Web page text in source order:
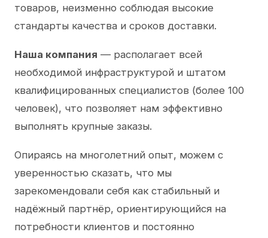
товаров, неизменно соблюдая высокие
стандарты качества и сроков доставки.
Наша компания — располагает всей
необходимой инфраструктурой и штатом
квалифицированных специалистов (более 100
человек), что позволяет нам эффективно
выполнять крупные заказы.
Опираясь на многолетний опыт, можем с
уверенностью сказать, что мы
зарекомендовали себя как стабильный и
надёжный партнёр, ориентирующийся на
потребности клиентов и постоянно